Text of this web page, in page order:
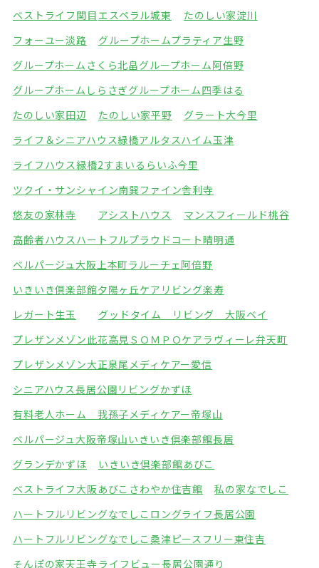
ベストライフ関目エスペラル城東
たのしい家淀川
フォーユー淡路
グループホームプラティア生野
グループホームさくら北畠グループホーム阿倍野
グループホームしらさぎグループホーム四季はる
たのしい家田辺
たのしい家平野
グラート大今里
ライフ＆シニアハウス緑橋アルタスハイム玉津
ライフハウス緑橋2すまいるらいふ今里
ツクイ・サンシャイン南巽ファイン舎利寺
悠友の家林寺
アシストハウス
マンスフィールド桃谷
高齢者ハウスハートフルプラウドコート晴明通
ベルパージュ大阪上本町ラルーチェ阿倍野
いきいき倶楽部館夕陽ヶ丘ケアリビング楽寿
レガート生玉
グッドタイム リビング 大阪ベイ
プレザンメゾン此花高見 ＳＯＭＰＯケアラヴィーレ弁天町
プレザンメゾン大正泉尾 メディケアー愛信
シニアハウス長居公園 リビングかずほ
有料老人ホーム 我孫子メディケアー帝塚山
ベルパージュ大阪帝塚山いきいき倶楽部館長居
グランデかずほ
いきいき倶楽部館あびこ
ベストライフ大阪あびこ さわやか住吉館
私の家なでしこ
ハートフルリビングなでしこ ロングライフ長居公園
ハートフルリビングなでしこ桑津ピースフリー東住吉
そんぽの家天王寺ライフビュー長居公園通り